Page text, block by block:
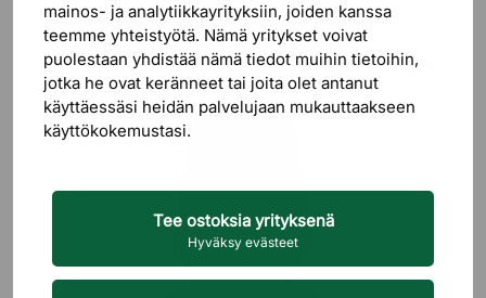
mainos- ja analytiikkayrityksiin, joiden kanssa
teemme yhteistyötä. Nämä yritykset voivat
puolestaan ​​yhdistää nämä tiedot muihin tietoihin,
jotka he ovat keränneet tai joita olet antanut
käyttäessäsi heidän palvelujaan mukauttaakseen
käyttökokemustasi.
Tee ostoksia yrityksenä
Hyväksy evästeet
SUODATTIMET Järjestys